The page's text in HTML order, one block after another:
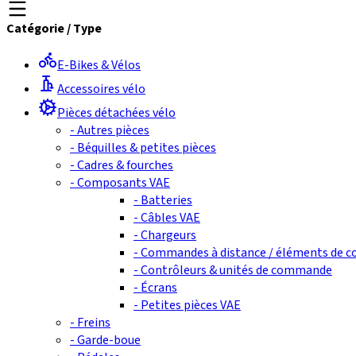
Catégorie/Type
E-Bikes & Vélos
Accessoires vélo
Pièces détachées vélo
-Autres pièces
- Béquilles & petites pièces
-Cadres & fourches
-Composants VAE
- Batteries
-Câbles VAE
-Chargeurs
-Commandes à distance / éléments de
-Contrôleurs & unités de commande
- Écrans
- Petites pièces VAE
- Freins
-Garde-boue